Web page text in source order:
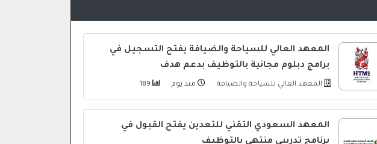
المعهد العالي للسياحة والضيافة يفتح التسجيل في
برامج دبلوم مجانية بالتوظيف بدعم هدف
المعهد العالي للسياحة والضيافة منذ يوم
المعهد السعودي التقني للتعدين يفتح القبول في
برنامج تدريبي منتهي بالتوظيف